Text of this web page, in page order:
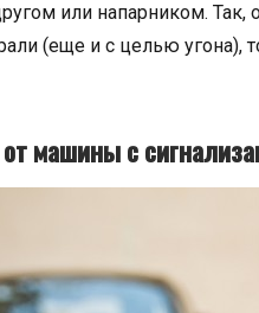
или напарником. Так,
(еще и с целью угона),
машины с